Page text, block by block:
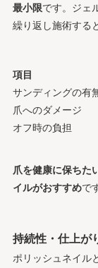
最小限です。ジェ
繰り返し施術する
項目
サンディングの有
爪へのダメージ
オフ時の負担
爪を健康に保ちた
イルがおすすめで
持続性・仕上が
ポリッシュネイル